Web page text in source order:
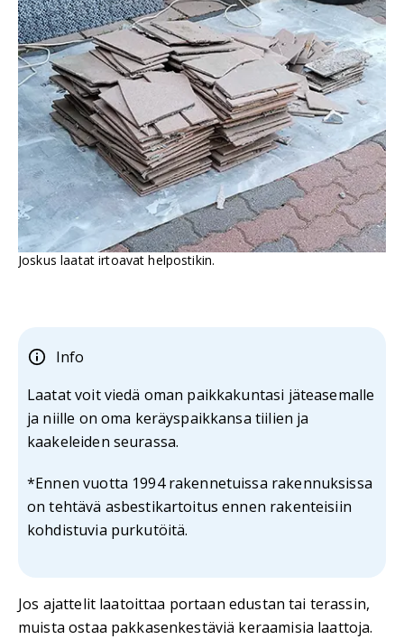
Joskus laatat irtoavat helpostikin.
Info
Laatat voit viedä oman paikkakuntasi jäteasemalle
ja niille on oma keräyspaikkansa tiilien ja
kaakeleiden seurassa.
*Ennen vuotta 1994 rakennetuissa rakennuksissa
on tehtävä asbestikartoitus ennen rakenteisiin
kohdistuvia purkutöitä.
Jos ajattelit laatoittaa portaan edustan tai terassin,
muista ostaa pakkasenkestäviä keraamisia laattoja.